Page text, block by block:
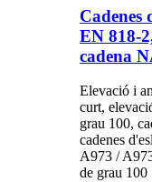
Cadenes
EN 818-
cadena
Elevació i
curt,
grau 100,
cadenes
A973 /
de grau 100